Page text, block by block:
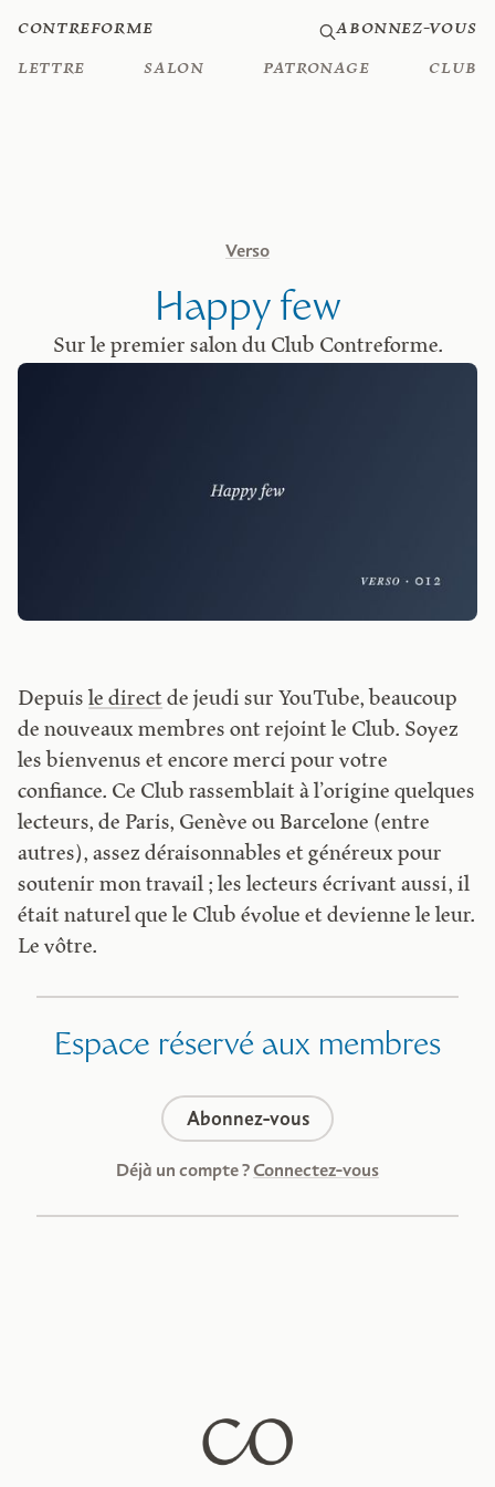
Contreforme
Lettre
Salon Patronage Club
Abonnez-vous
Verso
Happy few
Sur le premier salon du Club Contreforme.
Depuisle directde jeudi sur YouTube, beaucoup
de nouveaux membres ont rejoint le Club. Soyez
les bienvenus et encore merci pour votre
confiance. Ce Club rassemblait à l’origine quelques
lecteurs, de Paris, Genève ou Barcelone (entre
autres), assez déraisonnables et généreux pour
soutenir mon travail ; les lecteurs écrivant aussi, il
était naturel que le Club évolue et devienne le leur.
Le vôtre.
Espace réservé aux membres
Abonnez-vous
Déjà un compte ?Connectez-vous